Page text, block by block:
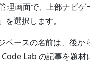
理画面で、上部ナビゲ
を選択します。
ベースの名前は、後か
Lab の記事を題材